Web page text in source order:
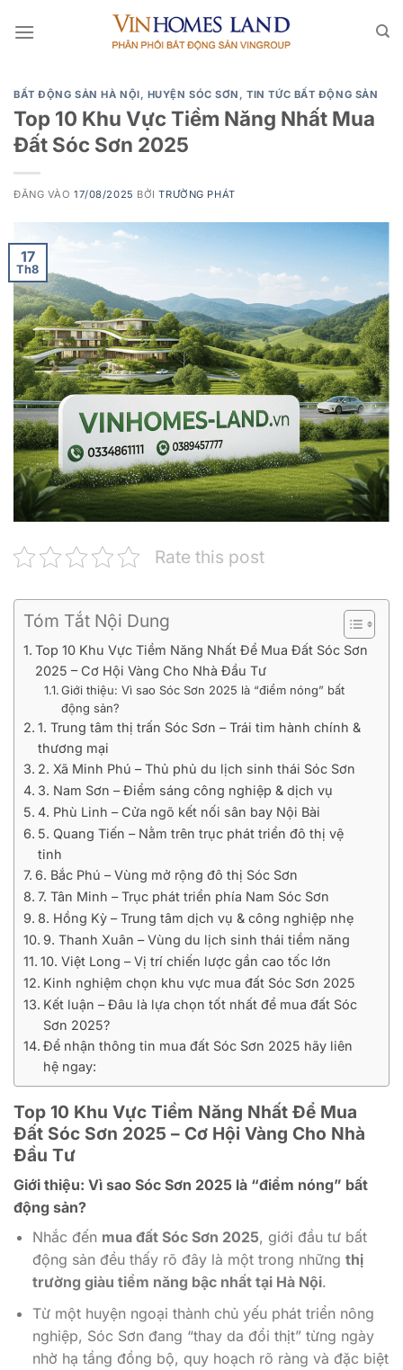
qua
BẤT ĐỘNG SẢN HÀ NỘI, HUYỆN SÓC SƠN ,TIN TỨC BẤT ĐỘNG SẢN
Top 10 Khu Vực Tiềm Năng Nhất Mua
Đất Sóc Sơn 2025
ĐĂNG VÀO17/08/2025 BỞITRƯỜNG PHÁT
17
Th8
Rate this post
Tóm Tắt Nội Dung
Top 10 Khu Vực Tiềm Năng Nhất Để Mua Đất Sóc Sơn
2025 – Cơ Hội Vàng Cho Nhà Đầu Tư
Giới thiệu: Vì sao Sóc Sơn 2025 là “điểm nóng” bất
động sản?
1. Trung tâm thị trấn Sóc Sơn – Trái tim hành chính &
thương mại
2. Xã Minh Phú – Thủ phủ du lịch sinh thái Sóc Sơn
3. Nam Sơn – Điểm sáng công nghiệp & dịch vụ
4. Phù Linh – Cửa ngõ kết nối sân bay Nội Bài
5. Quang Tiến – Nằm trên trục phát triển đô thị vệ
tinh
6. Bắc Phú – Vùng mở rộng đô thị Sóc Sơn
7. Tân Minh – Trục phát triển phía Nam Sóc Sơn
8. Hồng Kỳ – Trung tâm dịch vụ & công nghiệp nhẹ
9. Thanh Xuân – Vùng du lịch sinh thái tiềm năng
10. Việt Long – Vị trí chiến lược gần cao tốc lớn
Kinh nghiệm chọn khu vực mua đất Sóc Sơn 2025
Kết luận – Đâu là lựa chọn tốt nhất để mua đất Sóc
Sơn 2025?
Để nhận thông tin mua đất Sóc Sơn 2025 hãy liên
hệ ngay:
Top 10 Khu Vực Tiềm Năng Nhất Để Mua
Đất Sóc Sơn 2025 – Cơ Hội Vàng Cho Nhà
Đầu Tư
Giới thiệu: Vì sao Sóc Sơn 2025 là “điểm nóng” bất
động sản?
Nhắc đến mua đất Sóc Sơn 2025, giới đầu tư bất
động sản đều thấy rõ đây là một trong những thị
trường giàu tiềm năng bậc nhất tại Hà Nội.
Từ một huyện ngoại thành chủ yếu phát triển nông
nghiệp, Sóc Sơn đang “thay da đổi thịt” từng ngày
nhờ hạ tầng đồng bộ, quy hoạch rõ ràng và đặc biệt